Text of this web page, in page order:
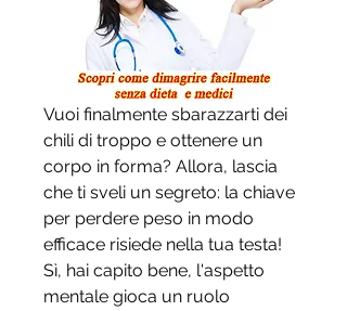
Vuoi finalmente sbarazzarti dei
chili di troppo e ottenere un
corpo in forma? Allora, lascia
che ti sveli un segreto: la chiave
per perdere peso in modo
efficace risiede nella tua testa!
Sì, hai capito bene, l'aspetto
mentale gioca un ruolo